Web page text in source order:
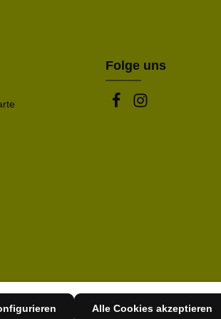
Folge uns
Alle Cookies akzeptieren